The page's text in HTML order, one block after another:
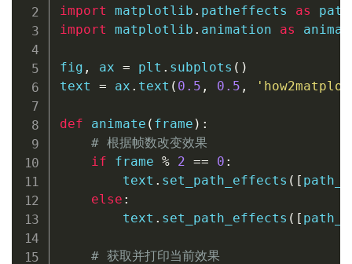
import matplotlib . patheffects as
import matplotlib . animation as
fig , ax = plt . subplots ( )
text = ax . text ( 0.5 , 0.5 ,
def animate ( frame ) :
# 根据帧数改变效果
if frame % 2 == 0 :
        text
. set_path_effects ( [
else :
        text
. set_path_effects ( [
# 获取并打印当前效果